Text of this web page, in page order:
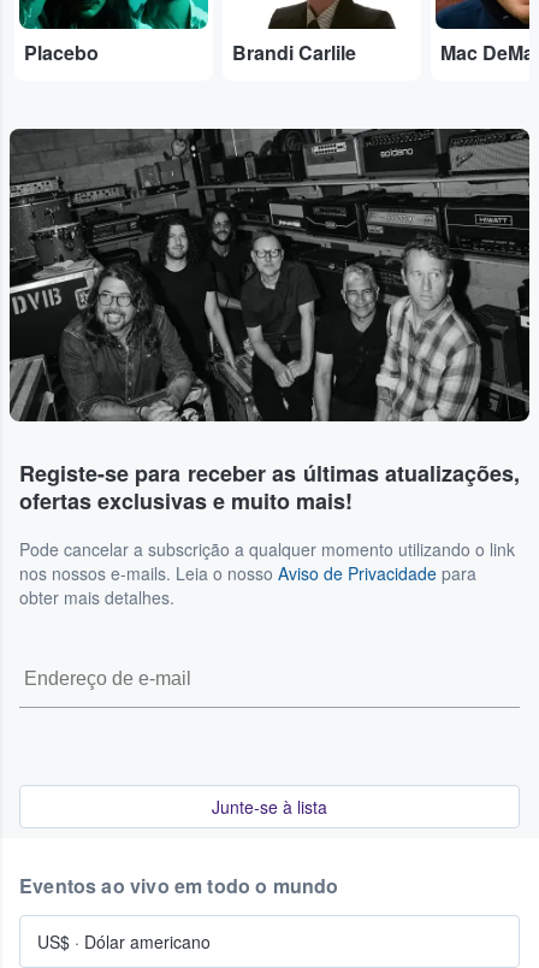
Placebo Brandi Carlile Mac
Registe-se para receber as últimas atualizações,
ofertas exclusivas e muito mais!
Pode cancelar a subscrição a qualquer momento utilizando o link
nos nossos e-mails. Leia o nosso Aviso de Privacidade para
obter mais detalhes.
Junte-se à lista
Eventos ao vivo em todo o mundo
US$ · Dólar americano